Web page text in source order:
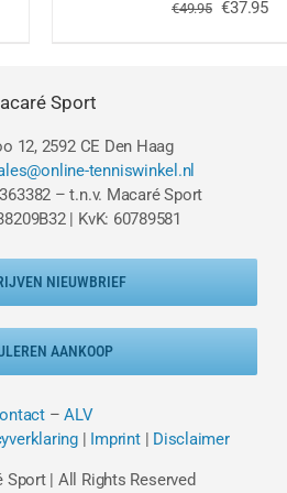
€49.95 €37.95
Sport
12, 2592 CE Den Haag
tenniswinkel.nl
– t.n.v. Macaré Sport
| KvK: 60789581
NIEUWBRIEF
AANKOOP
–ALV
| Imprint| Disclaimer
| All Rights Reserved